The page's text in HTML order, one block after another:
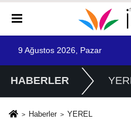
9 Ağustos 2026, Pazar
HABERLER
Haberler YEREL